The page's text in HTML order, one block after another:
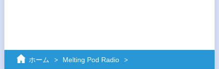
ホーム Melting Pod Radio